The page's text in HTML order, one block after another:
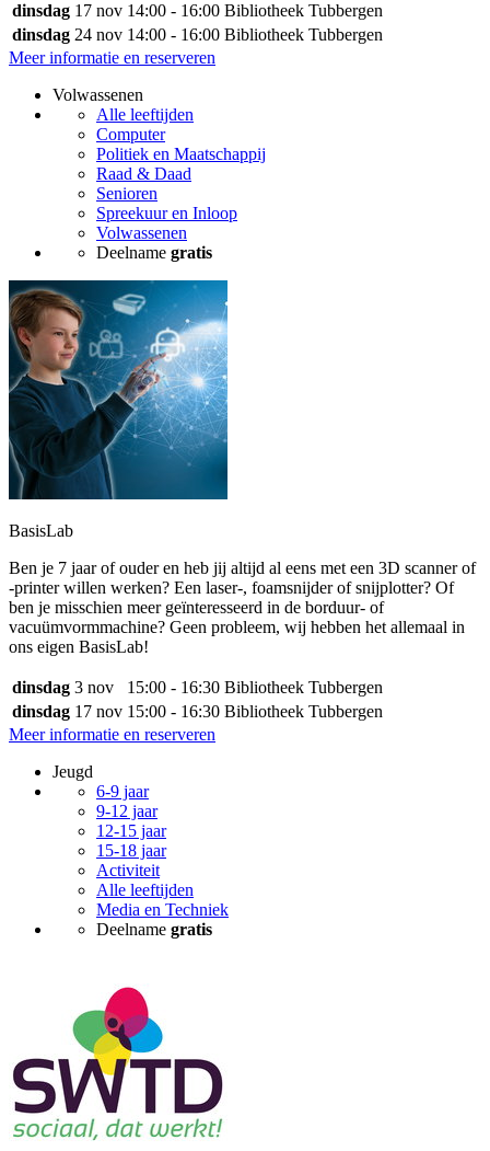
dinsdag 17 nov 14:00 - 16:00 Bibliotheek Tubbergen
dinsdag 24 nov 14:00 - 16:00 Bibliotheek Tubbergen
Meer informatie en reserveren
Volwassenen
Alle leeftijden
Computer
Politiek en Maatschappij
Raad & Daad
Senioren
Spreekuur en Inloop
Volwassenen
Deelname gratis
BasisLab
Ben je 7 jaar of ouder en heb jij altijd al eens met een 3D scanner of
-printer willen werken? Een laser-, foamsnijder of snijplotter? Of
ben je misschien meer geïnteresseerd in de borduur- of
vacuümvormmachine? Geen probleem, wij hebben het allemaal in
ons eigen BasisLab!
dinsdag 3 nov 15:00 - 16:30 Bibliotheek Tubbergen
dinsdag 17 nov 15:00 - 16:30 Bibliotheek Tubbergen
Meer informatie en reserveren
Jeugd
6-9 jaar
9-12 jaar
12-15 jaar
15-18 jaar
Activiteit
Alle leeftijden
Media en Techniek
Deelname gratis